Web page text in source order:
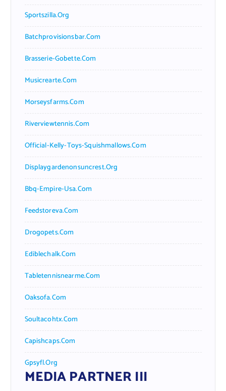
Sportszilla.org
Batchprovisionsbar.com
Brasserie-Gobette.com
Musicrearte.com
Morseysfarms.com
Riverviewtennis.com
Official-Kelly-Toys-Squishmallows.com
Displaygardenonsuncrest.org
Bbq-Empire-Usa.com
Feedstoreva.com
Drogopets.com
Ediblechalk.com
Tabletennisnearme.com
Oaksofa.com
Soultacohtx.com
Capishcaps.com
Gpsyfl.org
MEDIA PARTNER III